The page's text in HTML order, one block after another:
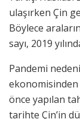
ulaşırken Çin
Böylece
sayı, 2019
Pandemi
önce yapılan
tarihte Çin’in